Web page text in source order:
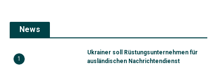
News
1
Ukrainer soll Rüstungsunternehmen für
ausländischen Nachrichtendienst